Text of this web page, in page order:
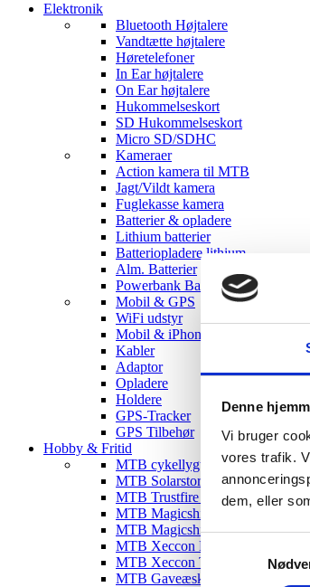
Denne
Vi bruger
vores trafik.
dem, eller
Samtykkevalg
Elektronik
Bluetooth Højtalere
Vandtætte højtalere
Høretelefoner
In Ear højtalere
On Ear højtalere
Hukommelseskort
SD Hukommelseskort
Micro SD/SDHC
Kameraer
Action kamera til MTB
Jagt/Vildt kamera
Fuglekasse kamera
Batterier & opladere
Lithium batterier
Batteriopladere lithium
Alm. Batterier
Powerbank Batterier
Mobil & GPS
WiFi udstyr
Mobil & iPhone tilbehør
Kabler
Adaptor
Opladere
Holdere
GPS-Tracker
GPS Tilbehør
Hobby & Fritid
MTB cykellygter
MTB Solarstorm Lygter &
MTB Trustfire Lygter
MTB Magicshine Lygter
MTB Magicshine Tilbehør
MTB Xeccon Lygter
MTB Xeccon Tilbehør
MTB Gaveæske